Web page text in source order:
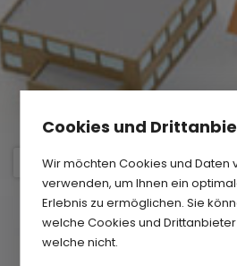
Cookies und
Wir möchten Cookies und Daten
verwenden, um Ihnen ein
Erlebnis zu ermöglichen. Sie
welche Cookies und
welche nicht.